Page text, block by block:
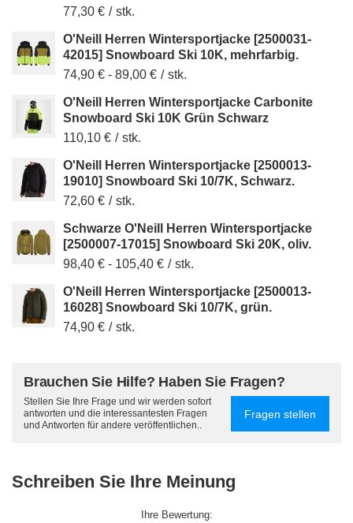
77,30 € / stk.
O'Neill Herren Wintersportjacke [2500031-
42015] Snowboard Ski 10K, mehrfarbig.
74,90 € - 89,00 € / stk.
O'Neill Herren Wintersportjacke Carbonite
Snowboard Ski 10K Grün Schwarz
110,10 € / stk.
O'Neill Herren Wintersportjacke [2500013-
19010] Snowboard Ski 10/7K, Schwarz.
72,60 € / stk.
Schwarze O'Neill Herren Wintersportjacke
[2500007-17015] Snowboard Ski 20K, oliv.
98,40 € - 105,40 € / stk.
O'Neill Herren Wintersportjacke [2500013-
16028] Snowboard Ski 10/7K, grün.
74,90 € / stk.
Brauchen Sie Hilfe? Haben Sie Fragen?
Stellen Sie Ihre Frage und wir werden sofort
antworten und die interessantesten Fragen
und Antworten für andere veröffentlichen..
Fragen stellen
Schreiben Sie Ihre Meinung
Ihre Bewertung: